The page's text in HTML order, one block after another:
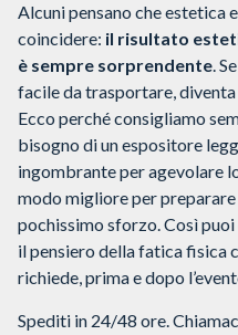
Alcuni pensano che estetica
coincidere: il risultato
è sempre sorprendente.
facile da trasportare,
Ecco perché consigliamo
bisogno di un espositore
ingombrante per agevolare
modo migliore per
pochissimo sforzo. Così
il pensiero della fatica fisica
richiede, prima e dopo
Spediti in 24/48 ore.